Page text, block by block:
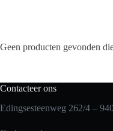
Geen producten gevonden
Contacteer ons
Edingsesteenweg 262/4 –